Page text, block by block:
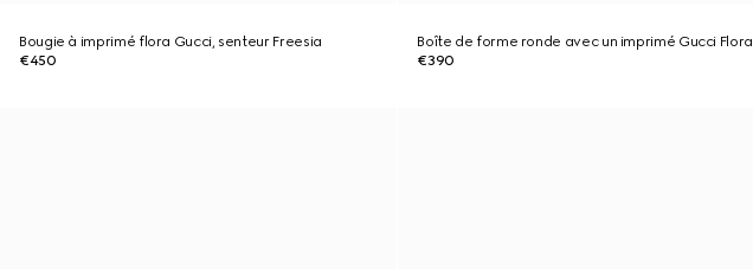
Bougie à imprimé flora Gucci, senteur Freesia
€450
Boîte de forme ronde avec un imprimé Gucci Flora
€390